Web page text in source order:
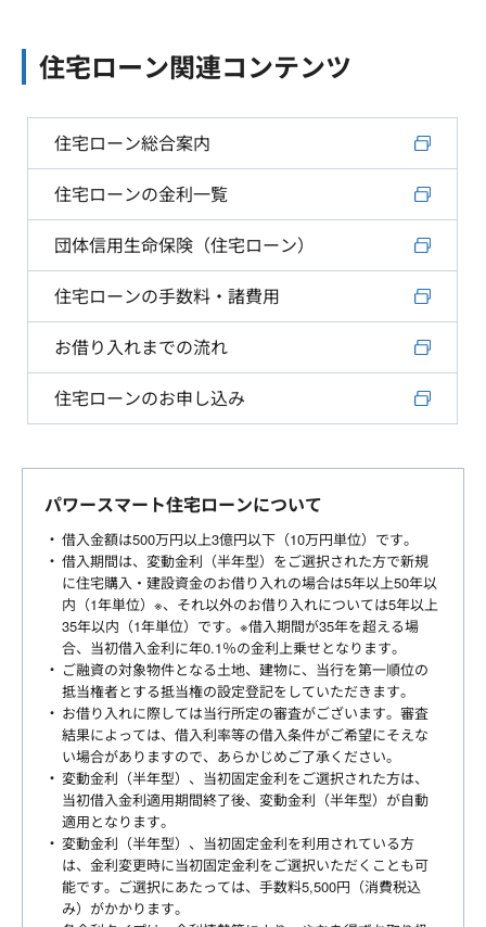
住宅ローン関連コンテンツ
住宅ローン総合案内
住宅ローンの金利一覧
団体信用生命保険（住宅ローン）
住宅ローンの手数料・諸費用
お借り入れまでの流れ
住宅ローンのお申し込み
パワースマート住宅ローンについて
借入金額は500万円以上3億円以下（10万円単位）です。
借入期間は、変動金利（半年型）をご選択された方で新規
に住宅購入・建設資金のお借り入れの場合は5年以上50年以
内（1年単位）※、それ以外のお借り入れについては5年以上
35年以内（1年単位）です。※借入期間が35年を超える場
合、当初借入金利に年0.1％の金利上乗せとなります。
ご融資の対象物件となる土地、建物に、当行を第一順位の
抵当権者とする抵当権の設定登記をしていただきます。
お借り入れに際しては当行所定の審査がございます。審査
結果によっては、借入利率等の借入条件がご希望にそえな
い場合がありますので、あらかじめご了承ください。
変動金利（半年型）、当初固定金利をご選択された方は、
当初借入金利適用期間終了後、変動金利（半年型）が自動
適用となります。
変動金利（半年型）、当初固定金利を利用されている方
は、金利変更時に当初固定金利をご選択いただくことも可
能です。ご選択にあたっては、手数料5,500円（消費税込
み）がかかります。